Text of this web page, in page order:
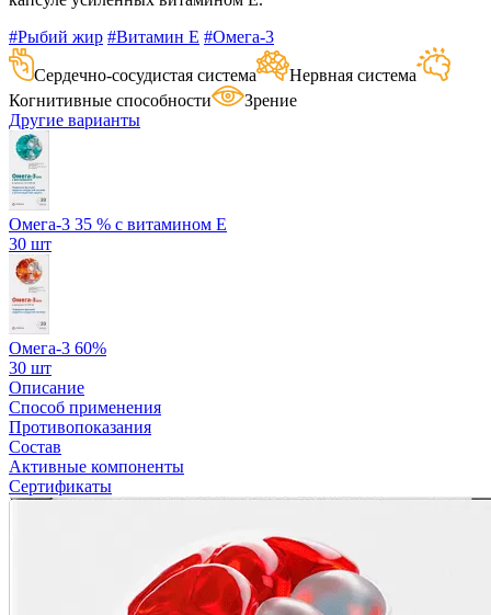
#Рыбий жир #Витамин E #Омега-3
Сердечно-сосудистая система
Нервная система
Когнитивные способности
Зрение
Другие варианты
Омега-3 35 % с витамином Е
30 шт
Омега-3 60%
30 шт
Описание
Способ применения
Противопоказания
Состав
Активные компоненты
Сертификаты